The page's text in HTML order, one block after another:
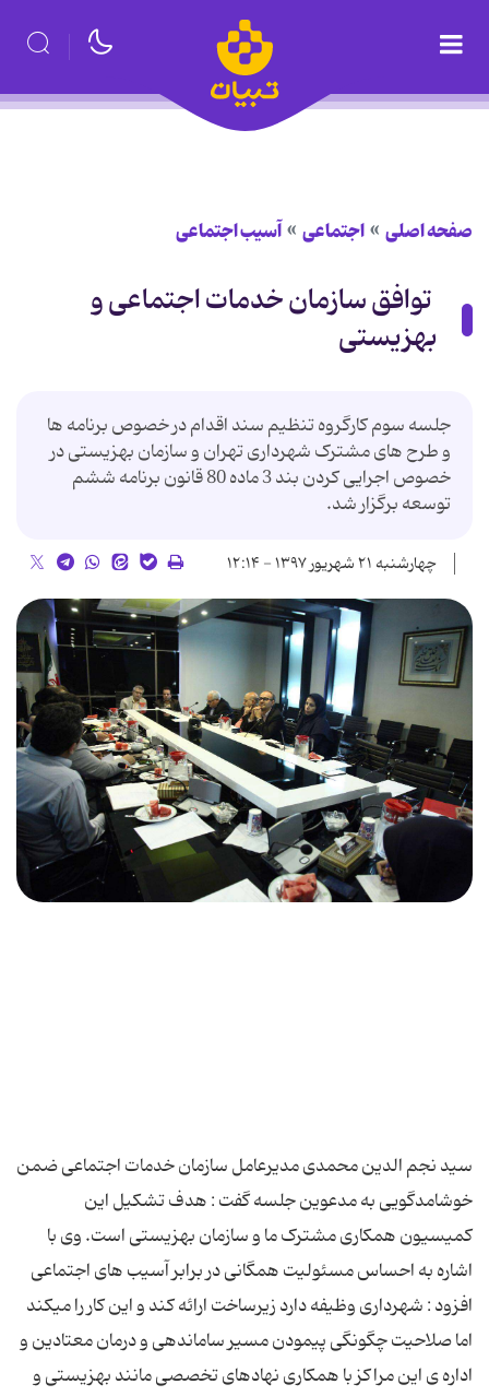
صفحه اصلی اجتماعی آسیب اجتماعی
توافق سازمان خدمات اجتماعى و
بهزيستى
‎جلسه سوم کارگروه تنظیم سند اقدام در خصوص برنامه ها
و طرح های مشترک شهرداری تهران و سازمان بهزیستی در
خصوص اجرایی کردن بند 3 ماده 80 قانون برنامه ششم
توسعه برگزار شد.
چهارشنبه ۲۱ شهریور ۱۳۹۷ - ۱۲:۱۴
سيد نجم الدین محمدی مدیرعامل سازمان خدمات اجتماعی ضمن
خوشامدگویی به مدعوین جلسه گفت : هدف تشکیل این
کمیسیون همکاری مشترک ما و سازمان بهزیستی است. ‎وی با
اشاره به احساس مسئولیت همگانی در برابر آسیب های اجتماعی
افزود : شهرداری وظیفه دارد زیرساخت ارائه کند و این کار را میکند
اما صلاحیت چگونگی پیمودن مسیر ساماندهى و درمان معتادین و
اداره ی این مراکز با همكارى نهادهای تخصصی مانند بهزیستی و